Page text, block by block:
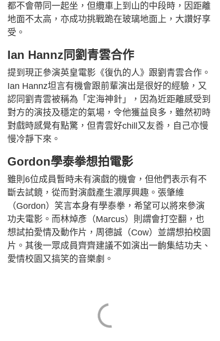
都不會帶同一起坐，但纜車上到山的中段時，因距離
地面不太高，亦成功挑戰跪在玻璃地面上，大讚好享
受。
Ian Hannz同劉青雲合作
提到現正參演英皇電影《復仇的人》跟劉青雲合作。
Ian Hannz坦言有機會跟前輩演出是很好的經驗，又
認同劉青雲被稱為「定海神針」，因為近距離感受到
對方的演技及穩定的氣場，令他獲益良多，雖然初時
對戲時感覺有點驚，但青雲好chill又友善，自己亦慢
慢冷靜下來。
Gordon學泰拳想拍電影
雖則6位成員暫時未有演戲的機會，但他們表示有不
斷去試鏡，從而對演戲產生濃厚興趣。張肇維
（Gordon）笑言本身有學泰拳，希望可以將來參演
功夫電影。而林焯彥（Marcus）則謂會打空翻，也
想試拍愛情及動作片，周德誠（Cow）並謂想拍校園
片。其後一眾成員齊齊建議不如演出一齣集結功夫、
愛情校園又搞笑的音樂劇。